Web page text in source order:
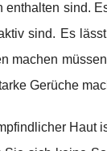
enthalten sind.
sind. Es
machen
Gerüche
Haut